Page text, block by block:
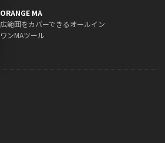
ORANGE MA
広範囲をカバーできるオールイン
ワンMAツール